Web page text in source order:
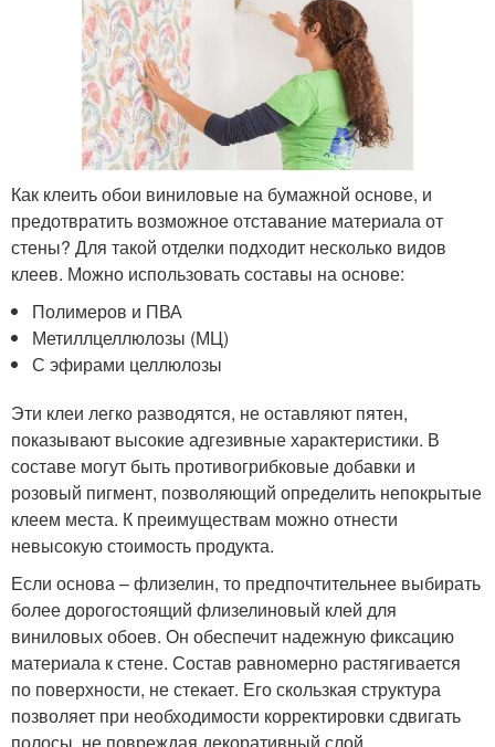
Как клеить обои виниловые на бумажной основе, и
предотвратить возможное отставание материала от
стены? Для такой отделки подходит несколько видов
клеев. Можно использовать составы на основе:
Полимеров и ПВА
Метиллцеллюлозы (МЦ)
С эфирами целлюлозы
Эти клеи легко разводятся, не оставляют пятен,
показывают высокие адгезивные характеристики. В
составе могут быть противогрибковые добавки и
розовый пигмент, позволяющий определить непокрытые
клеем места. К преимуществам можно отнести
невысокую стоимость продукта.
Если основа – флизелин, то предпочтительнее выбирать
более дорогостоящий флизелиновый клей для
виниловых обоев. Он обеспечит надежную фиксацию
материала к стене. Состав равномерно растягивается
по поверхности, не стекает. Его скользкая структура
позволяет при необходимости корректировки сдвигать